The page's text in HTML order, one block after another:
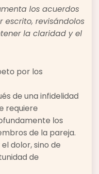
los acuerdos
escrito, revisándolos
la claridad y el
por los
de una infidelidad
requiere
los
de la pareja.
dolor, sino de
de